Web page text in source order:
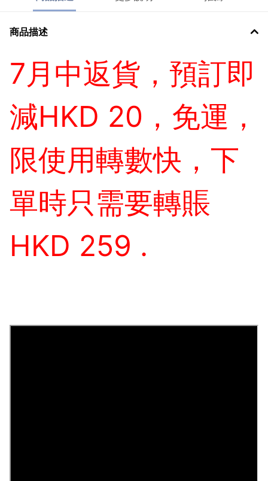
商品描述
7月中返貨，預訂即
減HKD 20，免運，
限使用轉數快，下
單時只需要轉賬
HKD 259 .